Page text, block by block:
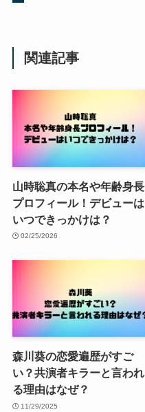
関連記事
山時聡真の本名や年齢身長
プロフィール！デビューは
いつできっかけは？
02/25/2026
森川葵の恋愛遍歴がすご
い？共演者キラーと言われ
る理由はなぜ？
11/29/2025